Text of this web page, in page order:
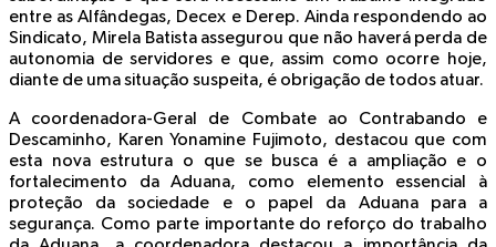
entre as Alfândegas, Decex e Derep. Ainda respondendo ao
Sindicato, Mirela Batista assegurou que não haverá perda de
autonomia de servidores e que, assim como ocorre hoje,
diante de uma situação suspeita, é obrigação de todos atuar.
A coordenadora-Geral de Combate ao Contrabando e
Descaminho, Karen Yonamine Fujimoto, destacou que com
esta nova estrutura o que se busca é a ampliação e o
fortalecimento da Aduana, como elemento essencial à
proteção da sociedade e o papel da Aduana para a
segurança. Como parte importante do reforço do trabalho